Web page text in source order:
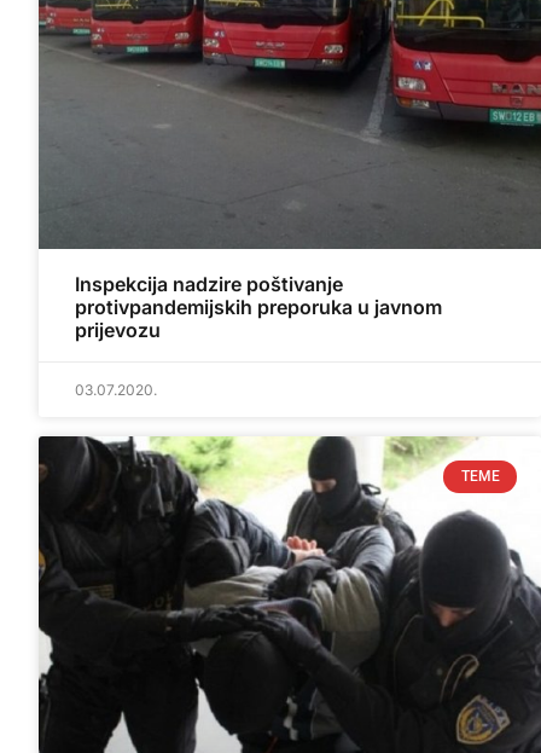
Inspekcija nadzire poštivanje
protivpandemijskih preporuka u javnom
prijevozu
03.07.2020.
TEME